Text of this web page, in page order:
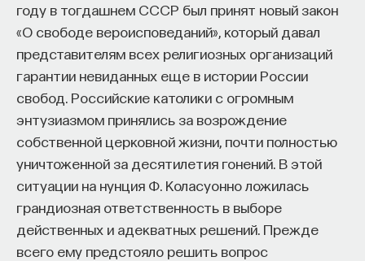
году в тогдашнем СССР был принят новый закон
«О свободе вероисповеданий», который давал
представителям всех религиозных организаций
гарантии невиданных еще в истории России
свобод. Российские католики с огромным
энтузиазмом принялись за возрождение
собственной церковной жизни, почти полностью
уничтоженной за десятилетия гонений. В этой
ситуации на нунция Ф. Коласуонно ложилась
грандиозная ответственность в выборе
действенных и адекватных решений. Прежде
всего ему предстояло решить вопрос